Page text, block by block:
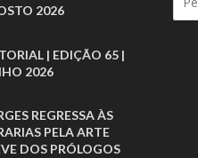
2026
| EDIÇÃO 65 |
2026
REGRESSA ÀS
PELA ARTE
DOS PRÓLOGOS